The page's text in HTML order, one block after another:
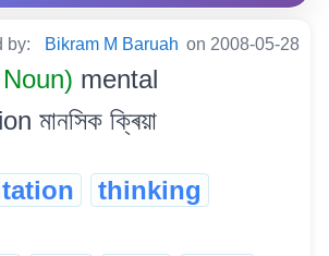
by: Bikram M Baruah on 2008-05-28
mental
মানসিক ক্ৰিয়া
thinking